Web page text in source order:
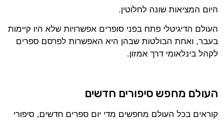
היום המציאות שונה לחלוטין.
העולם הדיגיטלי פתח בפני סופרים אפשרויות שלא היו קיימות
בעבר, ואחת הבולטות שבהן היא האפשרות לפרסם ספרים
לקהל בינלאומי דרך אמזון.
העולם מחפש סיפורים חדשים
קוראים בכל העולם מחפשים מדי יום ספרים חדשים, סיפורי